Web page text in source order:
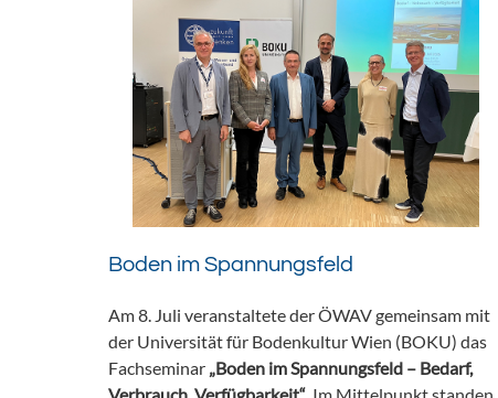
Boden im Spannungsfeld
Am 8. Juli veranstaltete der ÖWAV gemeinsam mit
der Universität für Bodenkultur Wien (BOKU) das
Fachseminar „Boden im Spannungsfeld – Bedarf,